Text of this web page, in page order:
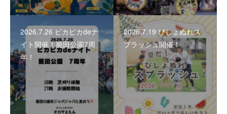
2026.7.26 ピカピカdeナ
イト開催！籠田公園7周
年！
2026.7.19 びしょぬれス
プラッシュ開催！